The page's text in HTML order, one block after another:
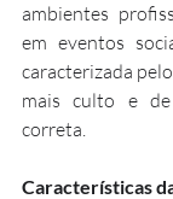
ambientes
em eventos
caracterizada
mais culto e
correta.
Características